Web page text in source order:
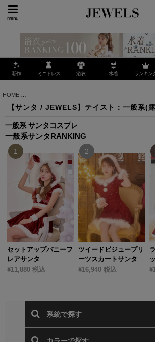
menu
新作 ミニドレス 浴衣 水着 ランキン
HOME
【サンタ / JEWELS】テイスト：一般系(
一般系 サンタコスプレ
一般系サンタRANKING
セットアップバニーフ
レアサンタ
¥11,880 税込
ツイードビジュープリ
ーツスカートサンタ
¥16,940 税込